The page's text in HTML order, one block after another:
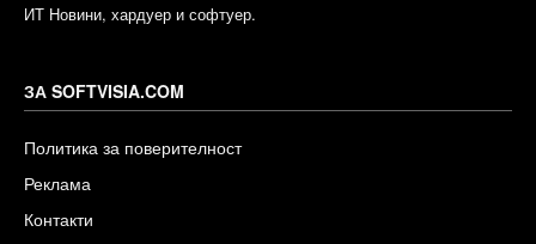
ИТ Новини, хардуер и софтуер.
ЗА SOFTVISIA.COM
Политика за поверителност
Реклама
Контакти